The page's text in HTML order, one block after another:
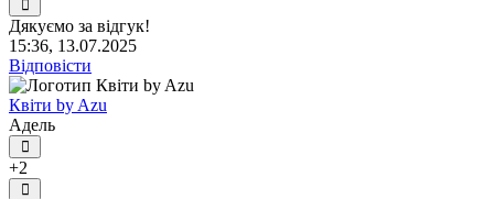
Дякуємо за відгук!
15:36, 13.07.2025
Відповісти
Квіти by Azu
Адель
+2